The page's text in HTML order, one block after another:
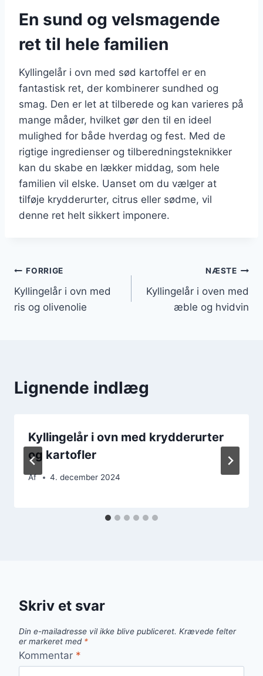
En sund og velsmagende
ret til hele familien
Kyllingelår i ovn med sød kartoffel er en
fantastisk ret, der kombinerer sundhed og
smag. Den er let at tilberede og kan varieres på
mange måder, hvilket gør den til en ideel
mulighed for både hverdag og fest. Med de
rigtige ingredienser og tilberedningsteknikker
kan du skabe en lækker middag, som hele
familien vil elske. Uanset om du vælger at
tilføje krydderurter, citrus eller sødme, vil
denne ret helt sikkert imponere.
Indlægsnavigation
FORRIGE
Kyllingelår i ovn med
ris og olivenolie
NÆSTE
Kyllingelår i oven med
æble og hvidvin
Lignende indlæg
Kyllingelår i ovn med krydderurter
og kartofler
Af 4. december 2024
Skriv et svar
Din e-mailadresse vil ikke blive publiceret. Krævede felter
er markeret med *
Kommentar *